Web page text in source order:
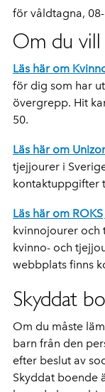
för våldtagna,
Om du vill
Läs här om
för dig som har
övergrepp. Hit
50.
Läs här om
tjejjourer i
kontaktuppgifter
Läs här om ROKS
kvinnojourer och
kvinno- och
webbplats finns
Skyddat
Om du måste
barn från den
efter beslut av
Skyddat boende